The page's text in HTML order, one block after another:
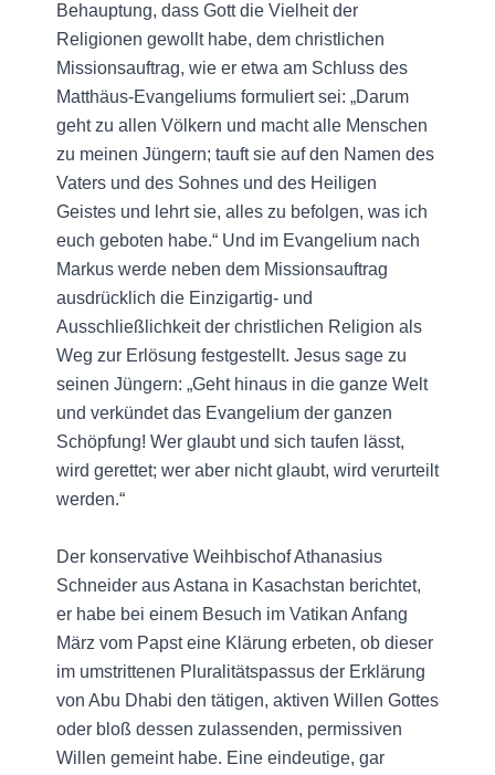
Behauptung, dass Gott die Vielheit der
Religionen gewollt habe, dem christlichen
Missionsauftrag, wie er etwa am Schluss des
Matthäus-Evangeliums formuliert sei: „Darum
geht zu allen Völkern und macht alle Menschen
zu meinen Jüngern; tauft sie auf den Namen des
Vaters und des Sohnes und des Heiligen
Geistes und lehrt sie, alles zu befolgen, was ich
euch geboten habe.“ Und im Evangelium nach
Markus werde neben dem Missionsauftrag
ausdrücklich die Einzigartig- und
Ausschließlichkeit der christlichen Religion als
Weg zur Erlösung festgestellt. Jesus sage zu
seinen Jüngern: „Geht hinaus in die ganze Welt
und verkündet das Evangelium der ganzen
Schöpfung! Wer glaubt und sich taufen lässt,
wird gerettet; wer aber nicht glaubt, wird verurteilt
werden.“
Der konservative Weihbischof Athanasius
Schneider aus Astana in Kasachstan berichtet,
er habe bei einem Besuch im Vatikan Anfang
März vom Papst eine Klärung erbeten, ob dieser
im umstrittenen Pluralitätspassus der Erklärung
von Abu Dhabi den tätigen, aktiven Willen Gottes
oder bloß dessen zulassenden, permissiven
Willen gemeint habe. Eine eindeutige, gar